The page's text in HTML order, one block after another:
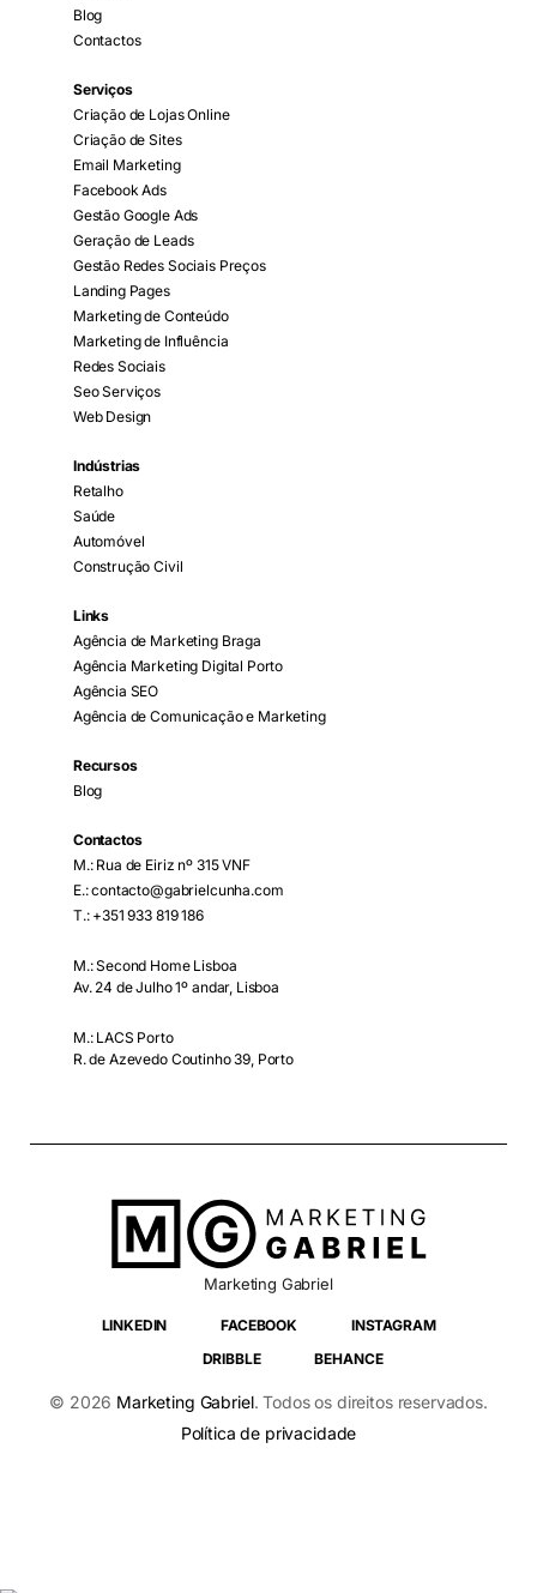
Blog
Contactos
Serviços
Criação de Lojas Online
Criação de Sites
Email Marketing
Facebook Ads
Gestão Google Ads
Geração de Leads
Gestão Redes Sociais Preços
Landing Pages
Marketing de Conteúdo
Marketing de Influência
Redes Sociais
Seo Serviços
Web Design
Indústrias
Retalho
Saúde
Automóvel
Construção Civil
Links
Agência de Marketing Braga
Agência Marketing Digital Porto
Agência SEO
Agência de Comunicação e Marketing
Recursos
Blog
Contactos
M.: Rua de Eiriz nº 315 VNF
E.: contacto@gabrielcunha.com
T.: +351 933 819 186
M.: Second Home Lisboa
Av. 24 de Julho 1º andar, Lisboa
M.: LACS Porto
R. de Azevedo Coutinho 39, Porto
Marketing Gabriel
LINKEDIN FACEBOOK
INSTAGRAM
DRIBBLE
BEHANCE
© 2026 Marketing Gabriel. Todos os direitos reservados.
Política de privacidade